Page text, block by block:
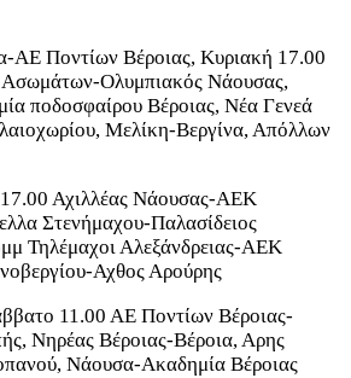
ΑΕ Ποντίων Βέροιας, Κυριακή 17.00
Ασωμάτων-Ολυμπιακός Νάουσας,
ποδοσφαίρου Βέροιας, Νέα Γενεά
Μελίκη-Βεργίνα, Απόλλων
Αχιλλέας Νάουσας-ΑΕΚ
Στενήμαχου-Παλασίδειος
Τηλέμαχοι Αλεξάνδρειας-ΑΕΚ
Αχθος Αρούρης
11.00 ΑΕ Ποντίων Βέροιας-
Νηρέας Βέροιας-Βέροια, Αρης
Νάουσα-Ακαδημία Βέροιας